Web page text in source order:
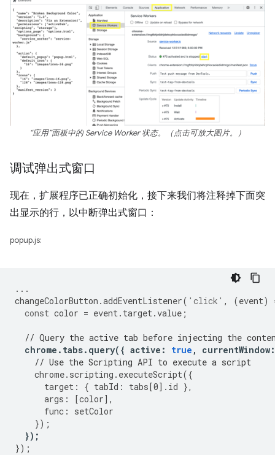
“应用”面板中的 Service Worker 状态。（点击可放大图片。）
调试弹出式窗口
现在，扩展程序已正确初始化，接下来我们将注释掉下面突
出显示的行，以中断弹出式窗口：
popup.js:
...
changeColorButton .addEventListener( 'click' , (event)
const color = event. target.value ;
// Query the active tab before injecting the
chrome . tabs. query({ active : true , currentWindow:
// Use the Scripting API to execute a script
chrome. scripting . executeScript({
target : { tabId : tabs[0]. id },
args : [color],
func :
setColor
});
});
});